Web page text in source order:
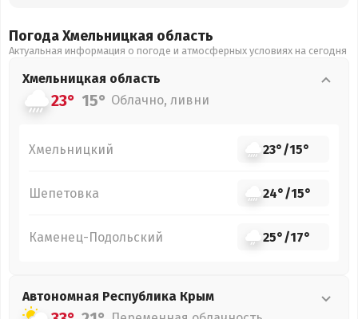
Погода Хмельницкая область
Актуальная информация о погоде и атмосферных условиях на сегодня
Хмельницкая область
23° 15° Облачно, ливни
Хмельницкий 23°/15°
Шепетовка 24°/15°
Каменец-Подольский 25°/17°
Автономная Республика Крым